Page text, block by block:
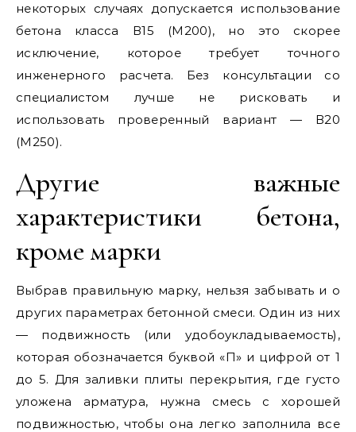
некоторых случаях допускается использование
бетона класса В15 (М200), но это скорее
исключение, которое требует точного
инженерного расчета. Без консультации со
специалистом лучше не рисковать и
использовать проверенный вариант — В20
(М250).
Другие важные
характеристики бетона,
кроме марки
Выбрав правильную марку, нельзя забывать и о
других параметрах бетонной смеси. Один из них
— подвижность (или удобоукладываемость),
которая обозначается буквой «П» и цифрой от 1
до 5. Для заливки плиты перекрытия, где густо
уложена арматура, нужна смесь с хорошей
подвижностью, чтобы она легко заполнила все